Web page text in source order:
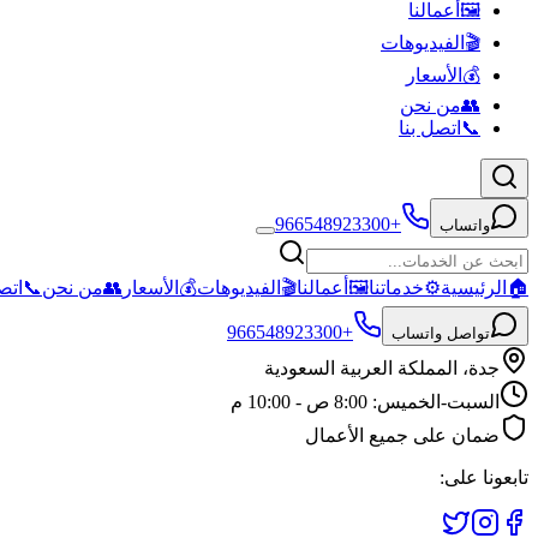
🖼️ أعمالنا
🎬 الفيديوهات
💰 الأسعار
👥من نحن
📞 اتصل بنا
واتساب +966548923300
🏠 الرئيسية⚙️خدماتنا🖼️ أعمالنا🎬 الفيديوهات💰 الأسعار 👥من نحن📞
تواصل واتساب
+966548923300
جدة، المملكة العربية السعودية
السبت-الخميس: 8:00 ص - 10:00 م
ضمان على جميع الأعمال
تابعونا على: